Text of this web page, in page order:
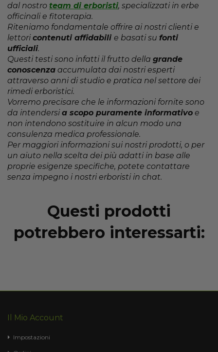
dal nostro team di erboristi, specializzati in erbe
officinali e fitoterapia.
Riteniamo fondamentale offrire ai nostri clienti e
lettori contenuti affidabili e basati su fonti
ufficiali.
Questi testi sono infatti il frutto della grande
conoscenza accumulata dai nostri esperti
attraverso anni di studio e pratica nel settore dei
rimedi erboristici.
Vorremo precisare che le informazioni fornite sono
da intendersi a scopo puramente informativo e
non intendono sostituire in alcun modo una
consulenza medica professionale.
Per maggiori informazioni sui nostri prodotti, o per
un aiuto nella scelta dei più adatti in base alle
proprie esigenze specifiche, potete contattare
senza impegno i nostri erboristi in chat.
Questi prodotti
potrebbero interessarti:
Il Mio Account
Impostazioni